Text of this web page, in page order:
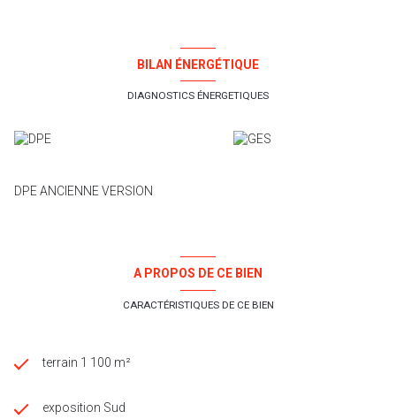
BILAN ÉNERGÉTIQUE
DIAGNOSTICS ÉNERGETIQUES
DPE ANCIENNE VERSION
A PROPOS DE CE BIEN
CARACTÉRISTIQUES DE CE BIEN
terrain 1 100 m²
exposition Sud